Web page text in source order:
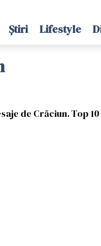
Știri Lifestyle
de Crăciun. Top